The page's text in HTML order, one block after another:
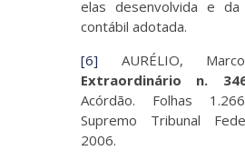
elas desenvolvida e da
contábil adotada.
[6] AURÉLIO,
Extraordinário n.
Acórdão. Folhas
Supremo Tribunal
2006.